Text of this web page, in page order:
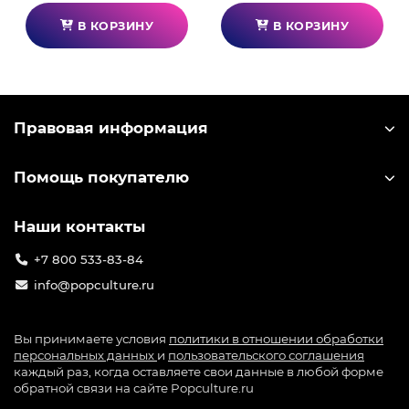
В КОРЗИНУ В КОРЗИНУ
Правовая информация
Помощь покупателю
Наши контакты
+7 800 533-83-84
info@popculture.ru
Вы принимаете условия политики в отношении обработки
персональных данных и пользовательского соглашения
каждый раз, когда оставляете свои данные в любой форме
обратной связи на сайте Popculture.ru